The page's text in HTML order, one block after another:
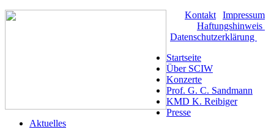
Kontakt Impressum
Haftungshinweis
Datenschutzerklärung
Startseite
Über SCIW
Konzerte
Prof. G. C. Sandmann
KMD K. Reibiger
Presse
Aktuelles